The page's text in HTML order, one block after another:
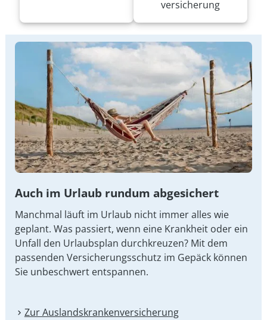
versicherung
Auch im Urlaub rundum abgesichert
Manchmal läuft im Urlaub nicht immer alles wie
geplant. Was passiert, wenn eine Krankheit oder ein
Unfall den Urlaubsplan durchkreuzen? Mit dem
passenden Versicherungsschutz im Gepäck können
Sie unbeschwert entspannen.
Zur Auslandskranken­versicherung